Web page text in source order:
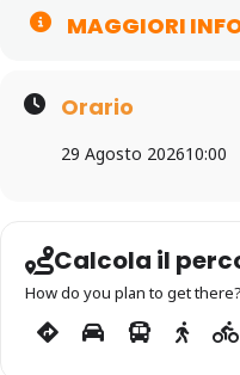
MAGGIORI
Orario
29 Agosto 202610:00
Calcola il
How do you plan to get there?